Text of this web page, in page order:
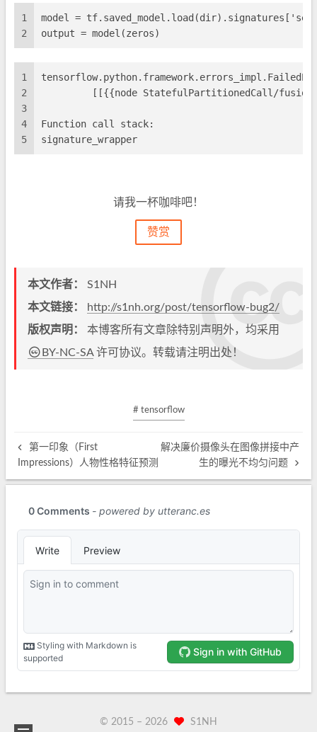
1
2
model =
output = model(zeros)
1
2
3
4
5
[[{{node StatefulPartitionedCall/
Function call stack:
signature_wrapper
请我一杯咖啡吧！
赞赏
本文作者： S1NH
本文链接：
http://s1nh.org/post/tensorflow-bug2/
版权声明： 本博客所有文章除特别声明外，均采用
BY-NC-SA许可协议。转载请注明出处！
# tensorflow
第一印象（First
Impressions）人物性格特征预测
解决廉价摄像头在图像拼接中产
生的曝光不均匀问题
© 2015 – 2026 S1NH